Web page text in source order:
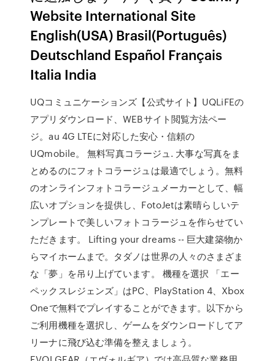
Website International Site
English(USA) Brasil(Português)
Deutschland Español Français
Italia India
UQコミュニケーションズ【公式サイト】UQLiFEの
アプリダウンロード、WEBサイト閲覧方法ペー
ジ。au 4G LTEに対応した安心・信頼の
UQmobile。 無料写真コラージュ. 大事な写真をま
とめるのにフォトコラージュは最適でしょう。無料
のオンラインフォトコラージュメーカーとして、幅
広いオプションを提供し、FotoJetは素晴らしいテ
ンプレートで美しいフォトコラージュを作らせてい
ただきます。 Lifting your dreams -- 巨大建築物か
らマイホームまで。タダノは世界の人々のさまざま
な「夢」を吊り上げています。 機種を選択 「エー
ペックスレジェンズ」はPC、PlayStation 4、Xbox
Oneで無料でプレイすることができます。以下から
ご利用機種を選択し、ゲームをダウンロードしてア
リーナに飛び込む準備を整えましょう。